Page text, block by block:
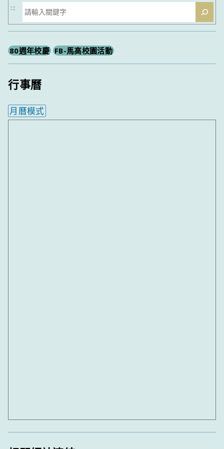
搜
尋
:::
80週年校慶 FB-馬高校園活動
行事曆
月曆模式